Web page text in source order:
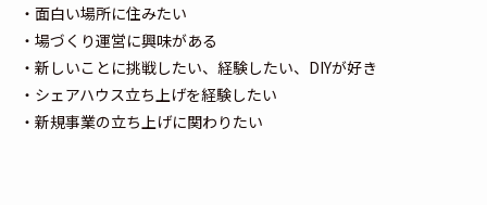
・面白い場所に住みたい
・場づくり運営に興味がある
・新しいことに挑戦したい、経験したい、DIYが好き
・シェアハウス立ち上げを経験したい
・新規事業の立ち上げに関わりたい